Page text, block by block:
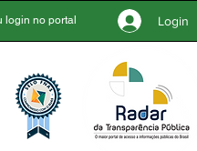
login no portal Login